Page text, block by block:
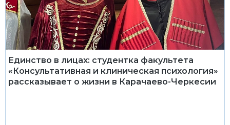
Единство в лицах: студентка факультета
«Консультативная и клиническая психология»
рассказывает о жизни в Карачаево-Черкесии